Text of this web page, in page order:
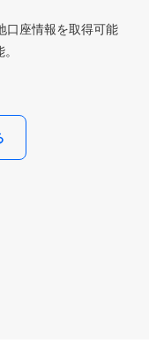
口座情報を取得可能